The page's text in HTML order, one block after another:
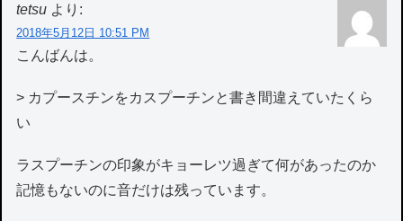
tetsu より:
2018年5月12日 10:51 PM
こんばんは。
> カプースチンをカスプーチンと書き間違えていたくら
い
ラスプーチンの印象がキョーレツ過ぎて何があったのか
記憶もないのに音だけは残っています。